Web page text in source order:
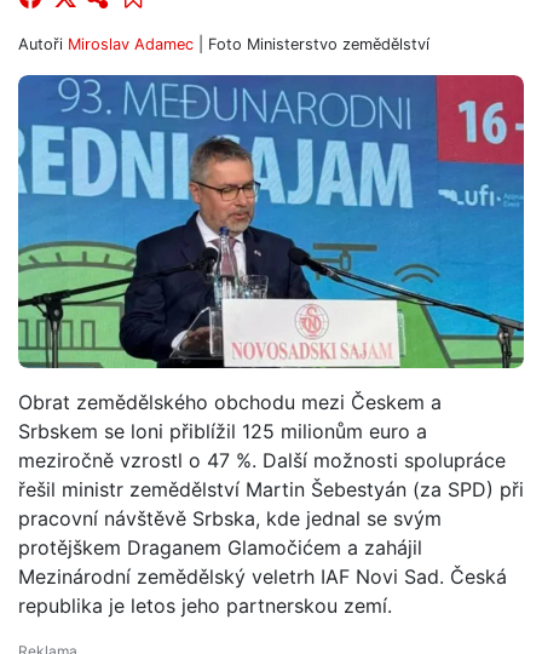
Autoři Miroslav Adamec | Foto Ministerstvo zemědělství
Obrat zemědělského obchodu mezi Českem a
Srbskem se loni přiblížil 125 milionům euro a
meziročně vzrostl o 47 %. Další možnosti spolupráce
řešil ministr zemědělství Martin Šebestyán (za SPD) při
pracovní návštěvě Srbska, kde jednal se svým
protějškem Draganem Glamočićem a zahájil
Mezinárodní zemědělský veletrh IAF Novi Sad. Česká
republika je letos jeho partnerskou zemí.